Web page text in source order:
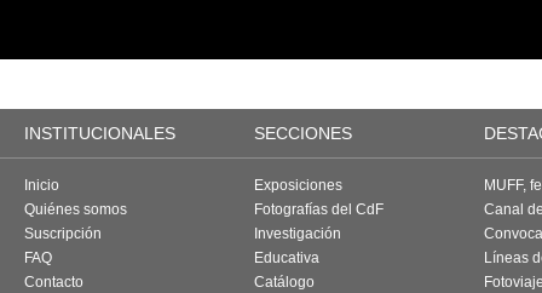
INSTITUCIONALES SECCIONES
Inicio
Quiénes somos
Suscripción
FAQ
Contacto
Exposiciones
Fotografías del CdF
Investigación
Educativa
Catálogo
MUFF,
Canal
Líneas